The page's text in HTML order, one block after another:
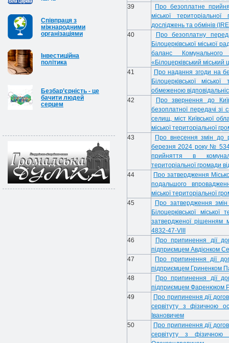
Співпраця з
міжнародними
організаціями
Інвестиційна
політика
Безбар’єрність - це
бачити людей
серцем
39
Про безоплатне
міської
досліджень та обмінів
40
Про безоплатну
Білоцерківської
баланс Комунального
«Білоцерківський
41
Про надання згоди на
Білоцерківської
обмеженою
42
Про звернення до
безоплатної передачі зі
селищ, міст Київської
міської територіальної
43
Про внесення змін до
березня 2024 року №
прийняття в
територіальної громади
44
Про затвердження
подальшого
міської територіальної
45
Про затвердження
Білоцерківської
затвердженої рішенням
4832-47-VIІI
46
Про припинення дії
підприємцем Авдієнком
47
Про припинення дії
підприємцем Гриненком
48
Про припинення дії
підприємцем Фаренюком
49
Про припинення дії
сервітуту з фізичною
Івановичем
50
Про припинення дії
сервітуту з